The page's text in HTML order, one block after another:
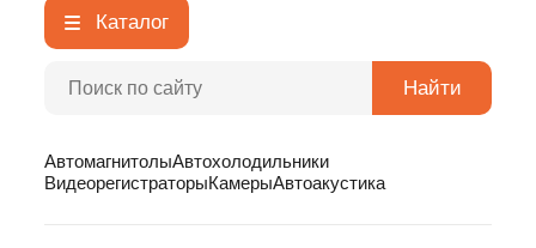
Каталог
Найти
АвтомагнитолыАвтохолодильники
ВидеорегистраторыКамерыАвтоакустика